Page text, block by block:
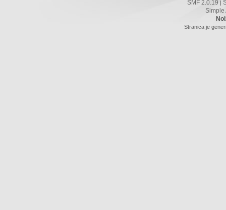
SMF 2.0.19 |
Simple
Stranica je